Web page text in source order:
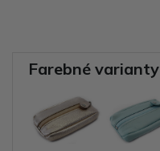
Farebné varianty